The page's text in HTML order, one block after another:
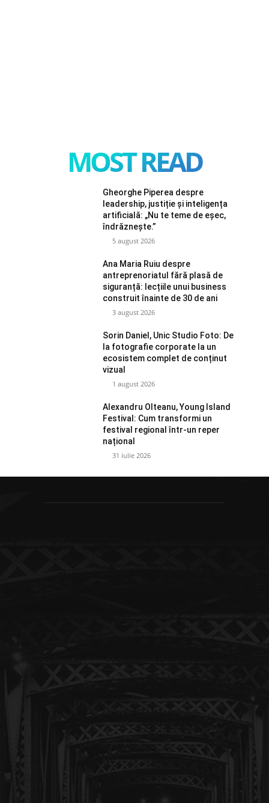
MOST READ
Gheorghe Piperea despre
leadership, justiție și inteligența
artificială: „Nu te teme de eșec,
îndrăznește.”
5 august 2026
Ana Maria Ruiu despre
antreprenoriatul fără plasă de
siguranță: lecțiile unui business
construit înainte de 30 de ani
3 august 2026
Sorin Daniel, Unic Studio Foto: De
la fotografie corporate la un
ecosistem complet de conținut
vizual
1 august 2026
Alexandru Olteanu, Young Island
Festival: Cum transformi un
festival regional într-un reper
național
31 iulie 2026